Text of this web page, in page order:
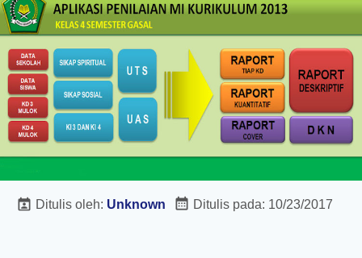
Ditulis oleh: Unknown Ditulis pada: 10/23/2017